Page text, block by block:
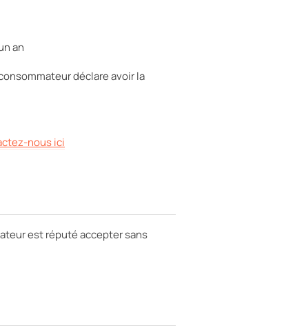
an
déclare avoir la
nous ici
est réputé accepter sans